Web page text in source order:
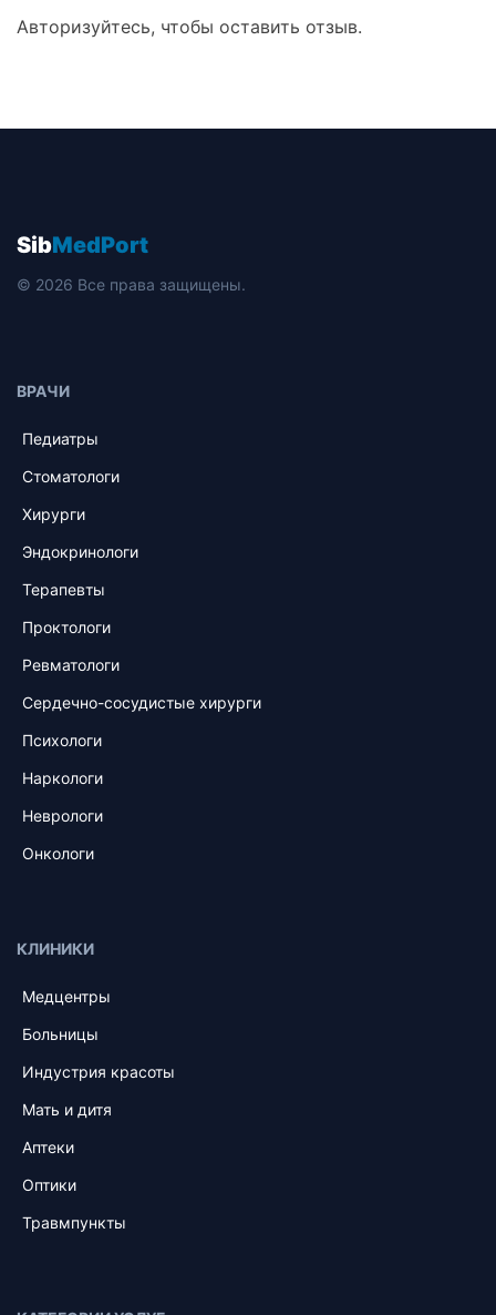
Авторизуйтесь, чтобы оставить отзыв.
SibMedPort
© 2026 Все права защищены.
ВРАЧИ
Педиатры
Стоматологи
Хирурги
Эндокринологи
Терапевты
Проктологи
Ревматологи
Сердечно-сосудистые хирурги
Психологи
Наркологи
Неврологи
Онкологи
КЛИНИКИ
Медцентры
Больницы
Индустрия красоты
Мать и дитя
Аптеки
Оптики
Травмпункты